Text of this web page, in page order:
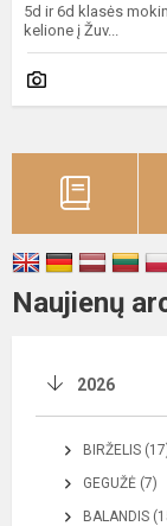
5d ir 6d klasės
kelione į Žuv...
Naujienų
2026
BIRŽELIS
GEGUŽĖ (7)
BALANDIS